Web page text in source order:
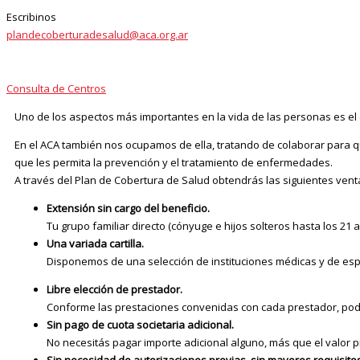
Escribinos
plandecoberturadesalud@aca.org.ar
Consulta de Centros
Uno de los aspectos más importantes en la vida de las personas es
En el ACA también nos ocupamos de ella, tratando de colaborar
que les permita la prevención y el tratamiento de enfermedades.
A través del Plan de Cobertura de Salud obtendrás las siguientes
Extensión sin cargo del beneficio.
Tu grupo familiar directo (cónyuge e hijos solteros hasta los
Una variada cartilla.
Disponemos de una selección de instituciones médicas y de
Libre elección de prestador.
Conforme las prestaciones convenidas con cada prestador,
Sin pago de cuota societaria adicional.
No necesitás pagar importe adicional alguno, más que el